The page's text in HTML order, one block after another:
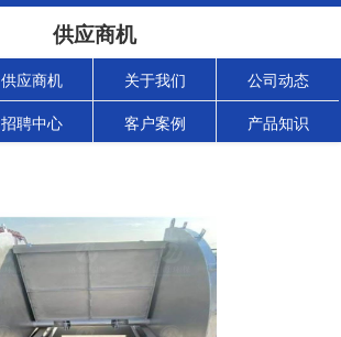
供应商机
供应商机 关于我们 公司动态
招聘中心 客户案例 产品知识